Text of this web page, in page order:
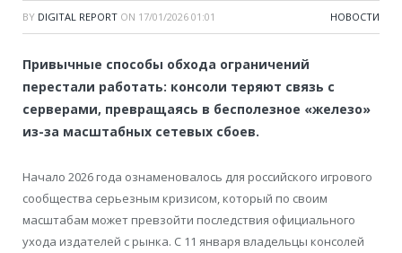
BY DIGITAL REPORT ON 17/01/2026 01:01 НОВОСТИ
Привычные способы обхода ограничений
перестали работать: консоли теряют связь с
серверами, превращаясь в бесполезное «железо»
из-за масштабных сетевых сбоев.
Начало 2026 года ознаменовалось для российского игрового
сообщества серьезным кризисом, который по своим
масштабам может превзойти последствия официального
ухода издателей с рынка. С 11 января владельцы консолей